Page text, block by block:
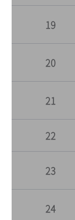
19
20
21
22
23
24